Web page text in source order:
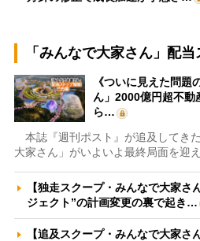
「みんなで大家さん」配
《ついに見えた問題
ん」2000億円超不動
ら…
本誌『週刊ポスト』が追及してき
大家さん」がいよいよ最終局面を迎
【独走スクープ・みんなで大家さ
ジェクト”の計画変更の裏で起き…
【追及スクープ・みんなで大家さ